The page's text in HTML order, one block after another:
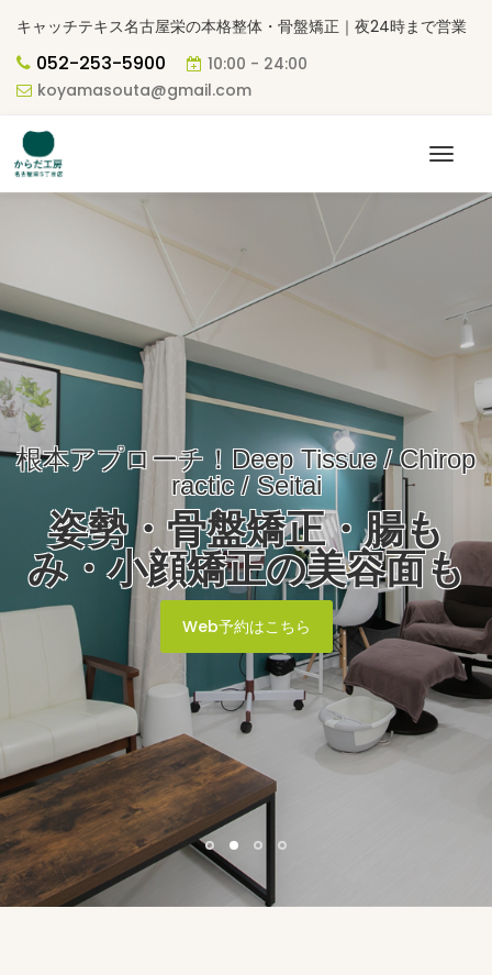
キャッチテキス名古屋栄の本格整体・骨盤矯正｜夜24時まで営業
052-253-5900
10:00 - 24:00
koyamasouta@gmail.com
根本アプローチ！Deep Tissue / Chirop
ractic / Seitai
姿勢・骨盤矯正・腸も
み・小顔矯正の美容面も
Web予約はこちら